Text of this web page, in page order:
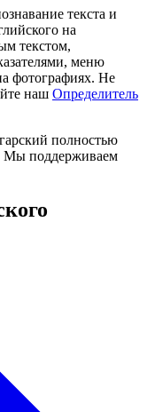
текста и
на
текстом,
меню
фотографиях. Не
наш Определитель
полностью
Мы поддерживаем